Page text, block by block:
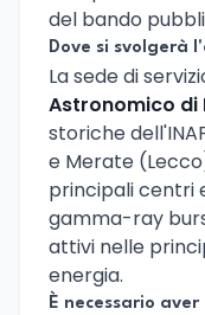
del bando
Dove si svolgerà
La sede di
Astronomico di
storiche
e Merate
principali centri
gamma-ray
attivi nelle
energia.
È necessario